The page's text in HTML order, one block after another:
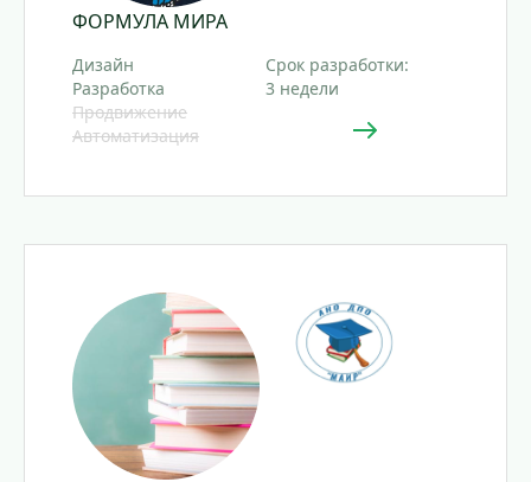
ФОРМУЛА МИРА
Дизайн
Разработка
Продвижение
Автоматизация
Срок разработки:
3 недели